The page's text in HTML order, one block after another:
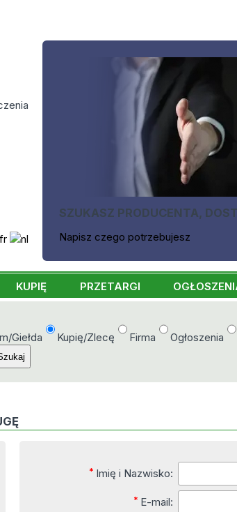
SZUKASZ PRODUCENTA,
Napisz czego potrzebujesz
KUPIĘ PRZETARGI
Giełda Kupię/Zlecę Firma Ogłoszenia
* Imię i Nazwisko:
* E-mail: